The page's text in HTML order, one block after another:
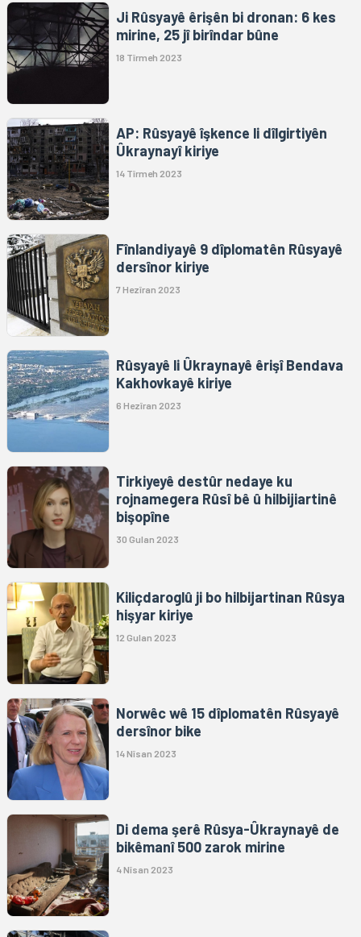
Ji Rûsyayê êrişên bi dronan: 6 kes
mirine, 25 jî birîndar bûne
18 Tîrmeh 2023
AP: Rûsyayê îşkence li dîlgirtiyên
Ûkraynayî kiriye
14 Tîrmeh 2023
Fînlandiyayê 9 dîplomatên Rûsyayê
dersînor kiriye
7 Hezîran 2023
Rûsyayê li Ûkraynayê êrişî Bendava
Kakhovkayê kiriye
6 Hezîran 2023
Tirkiyeyê destûr nedaye ku
rojnamegera Rûsî bê û hilbijiartinê
bişopîne
30 Gulan 2023
Kiliçdaroglû ji bo hilbijartinan Rûsya
hişyar kiriye
12 Gulan 2023
Norwêc wê 15 dîplomatên Rûsyayê
dersînor bike
14 Nîsan 2023
Di dema şerê Rûsya-Ûkraynayê de
bikêmanî 500 zarok mirine
4 Nîsan 2023